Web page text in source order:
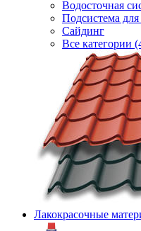
Водосточная
Подсистема
Сайдинг
Все категории
Лакокрасочные